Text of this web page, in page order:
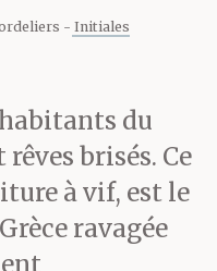
des
loup.
Initiales
du
brisés. Ce
à vif, est le
ravagée